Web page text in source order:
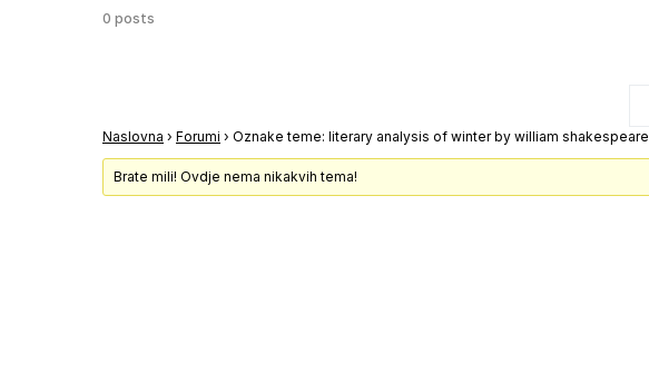
0 posts
Naslovna › Forumi › Oznake teme: literary analysis of winter by william shakespeare
Brate mili! Ovdje nema nikakvih tema!